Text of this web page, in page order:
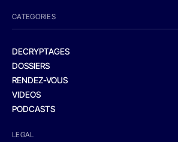
CATEGORIES
DECRYPTAGES
DOSSIERS
RENDEZ-VOUS
VIDEOS
PODCASTS
LEGAL